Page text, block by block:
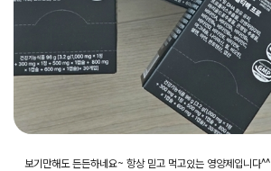
보기만해도 든든하네요~ 항상 믿고 먹고있는 영양제입니다^^